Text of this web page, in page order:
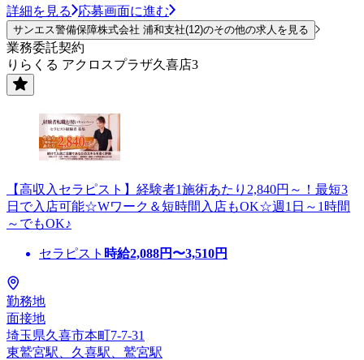
詳細を見る 応募画面に進む
サンエス警備保障株式会社 浦和支社(12)のその他の求人を見る
業務委託契約
りらくる アクロスプラザ久喜店3
【高収入セラピスト】経験者1施術あたり2,840円～！最短3
日で入店可能☆Wワーク＆短時間入店もOK☆週1日～1時間
～でもOK♪
セラピスト 時給2,088円〜3,510円
勤務地
面接地
埼玉県久喜市本町7-7-31
東鷲宮駅、久喜駅、鷲宮駅